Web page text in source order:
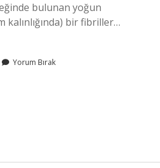
bulunan yoğun
kalınlığında) bir fibriller…
Yorum Bırak